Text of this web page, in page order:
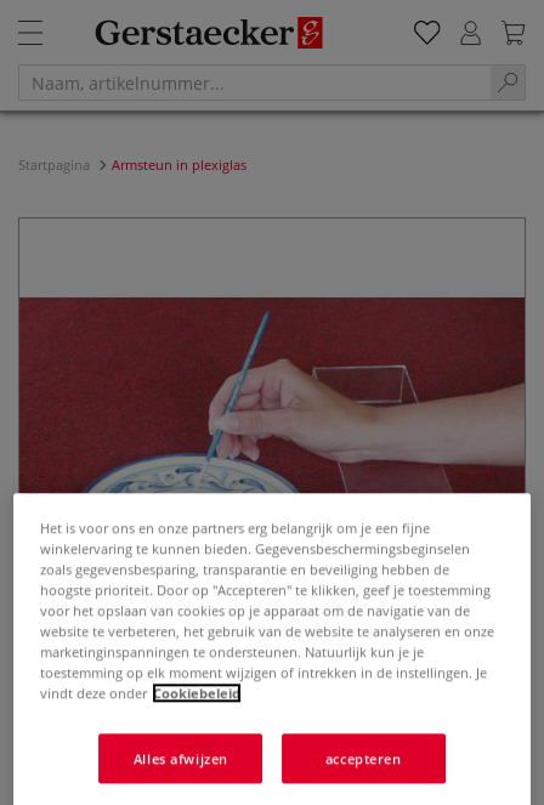
Startpagina Armsteun in plexiglas
Armsteun in plexiglas
Het is voor ons en onze partners erg belangrijk om je een fijne
winkelervaring te kunnen bieden. Gegevensbeschermingsbeginselen
zoals gegevensbesparing, transparantie en beveiliging hebben de
hoogste prioriteit. Door op "Accepteren" te klikken, geef je toestemming
voor het opslaan van cookies op je apparaat om de navigatie van de
website te verbeteren, het gebruik van de website te analyseren en onze
marketinginspanningen te ondersteunen. Natuurlijk kun je je
toestemming op elk moment wijzigen of intrekken in de instellingen. Je
vindt deze onder Cookiebeleid
Alles afwijzen accepteren